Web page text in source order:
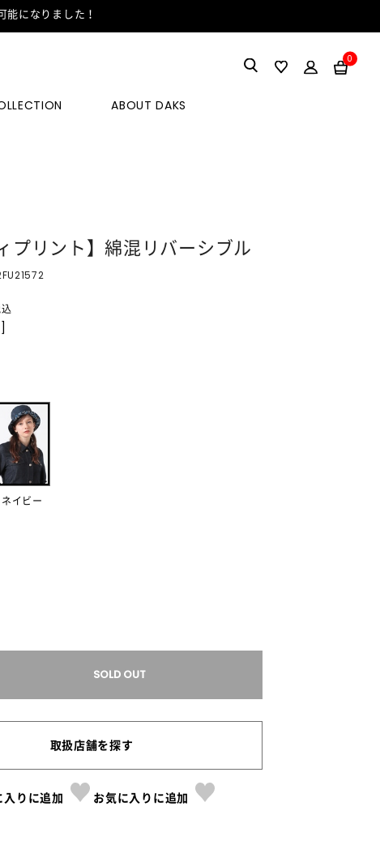
になりました！
0
ABOUT DAKS
プリント】綿混リバーシブル
ネイビー
SOLD OUT
取扱店舗を探す
入りに追加 お気に入りに追加